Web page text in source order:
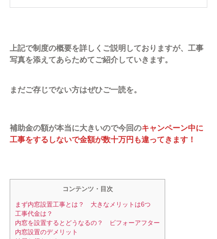
上記で制度の概要を詳しくご説明しておりますが、工事
写真を添えてあらためてご紹介していきます。
まだご存じでない方はぜひご一読を。
補助金の額が本当に大きいので今回のキャンペーン中に
工事をするしないで金額が数十万円も違ってきます！
コンテンツ・目次
まず内窓設置工事とは？ 大きなメリットは6つ
工事代金は？
内窓を設置するとどうなるの？ ビフォーアフター
内窓設置のデメリット